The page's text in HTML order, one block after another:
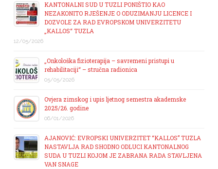
KANTONALNI SUD U TUZLI PONIŠTIO KAO
NEZAKONITO RJEŠENJE O ODUZIMANJU LICENCE I
DOZVOLE ZA RAD EVROPSKOM UNIVERZITETU
„KALLOS“ TUZLA
12/05/2026
„Onkološka fizioterapija – savremeni pristupi u
rehabilitaciji“ – stručna radionica
05/05/2026
Ovjera zimskog i upis ljetnog semestra akademske
2025/26. godine
06/01/2026
AJANOVIĆ: EVROPSKI UNIVERZITET “KALLOS” TUZLA
NASTAVLJA RAD SHODNO ODLUCI KANTONALNOG
SUDA U TUZLI KOJOM JE ZABRANA RADA STAVLJENA
VAN SNAGE